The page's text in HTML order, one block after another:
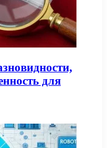
для